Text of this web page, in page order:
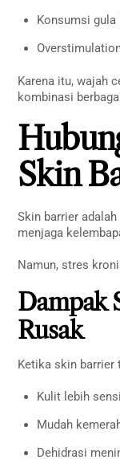
Konsumsi gula
Karena itu, wajah
kombinasi
Skin
Skin barrier
menjaga
Namun, stres
Dampak
Rusak
Ketika skin barrier
Kulit lebih
Mudah
Dehidrasi